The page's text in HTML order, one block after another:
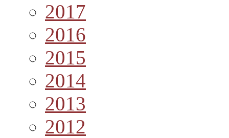
2017
2016
2015
2014
2013
2012